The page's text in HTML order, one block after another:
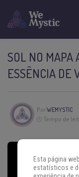
SOL NO MAPA
ESSÊNCIA DE
PorWEMYSTIC
Tempo de
Esta página
estatísticos e